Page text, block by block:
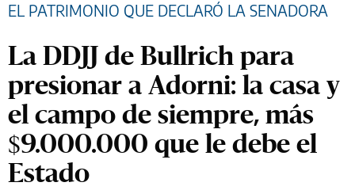
EL PATRIMONIO QUE DECLARÓ LA SENADORA
La DDJJ de Bullrich para
presionar a Adorni: la casa y
el campo de siempre, más
$9.000.000 que le debe el
Estado